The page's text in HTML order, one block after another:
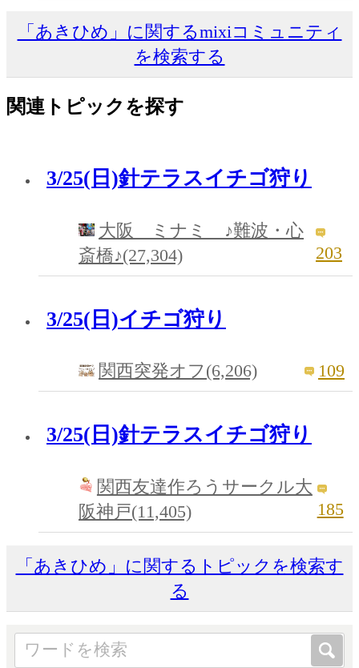
「あきひめ」に関するmixiコミュニティ
を検索する
関連トピックを探す
3/25(日)針テラスイチゴ狩り
大阪 ミナミ ♪難波・心
斎橋♪(27,304)
203
3/25(日)イチゴ狩り
関西突発オフ(6,206) 109
3/25(日)針テラスイチゴ狩り
関西友達作ろうサークル大
阪神戸(11,405)
185
「あきひめ」に関するトピックを検索す
る